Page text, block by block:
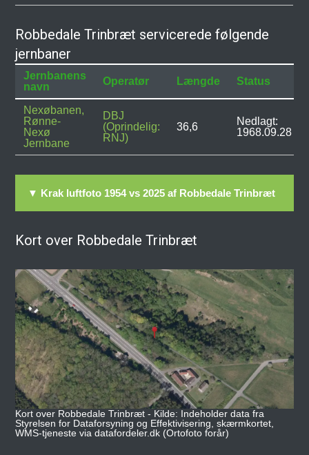
Robbedale Trinbræt servicerede følgende
jernbaner
Jernbanens
navn
Operatør Længde Status
Nexøbanen,
Rønne-
Nexø
Jernbane
DBJ
(Oprindelig:
RNJ)
36,6
Nedlagt:
1968.09.28
▼ Krak luftfoto 1954 vs 2025 af Robbedale Trinbræt
Kort over Robbedale Trinbræt
Kort over Robbedale Trinbræt - Kilde: Indeholder data fra
Styrelsen for Dataforsyning og Effektivisering, skærmkortet,
WMS-tjeneste via datafordeler.dk (Ortofoto forår)